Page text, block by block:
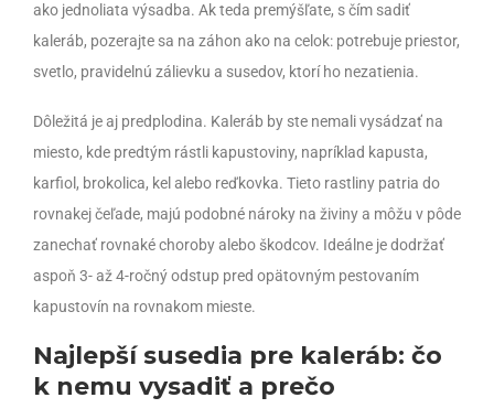
ako jednoliata výsadba. Ak teda premýšľate, s čím sadiť
kaleráb, pozerajte sa na záhon ako na celok: potrebuje priestor,
svetlo, pravidelnú zálievku a susedov, ktorí ho nezatienia.
Dôležitá je aj predplodina. Kaleráb by ste nemali vysádzať na
miesto, kde predtým rástli kapustoviny, napríklad kapusta,
karfiol, brokolica, kel alebo reďkovka. Tieto rastliny patria do
rovnakej čeľade, majú podobné nároky na živiny a môžu v pôde
zanechať rovnaké choroby alebo škodcov. Ideálne je dodržať
aspoň 3- až 4-ročný odstup pred opätovným pestovaním
kapustovín na rovnakom mieste.
Najlepší susedia pre kaleráb: čo
k nemu vysadiť a prečo